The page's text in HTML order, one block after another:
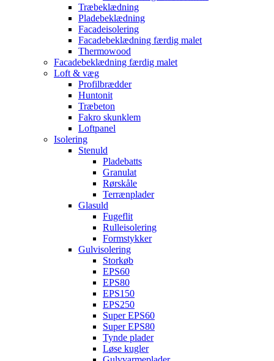
Træbeklædning
Pladebeklædning
Facadeisolering
Facadebeklædning færdig malet
Thermowood
Facadebeklædning færdig malet
Loft & væg
Profilbrædder
Huntonit
Træbeton
Fakro skunklem
Loftpanel
Isolering
Stenuld
Pladebatts
Granulat
Rørskåle
Terrænplader
Glasuld
Fugeflit
Rulleisolering
Formstykker
Gulvisolering
Storkøb
EPS60
EPS80
EPS150
EPS250
Super EPS60
Super EPS80
Tynde plader
Løse kugler